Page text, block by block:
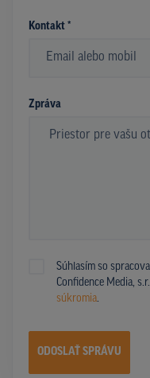
Kontakt *
Zpráva
Súhlasím so
Confidence Media,
súkromia.
ODOSLAŤ SPRÁVU